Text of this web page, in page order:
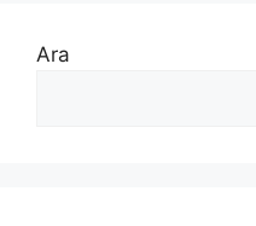
Ara